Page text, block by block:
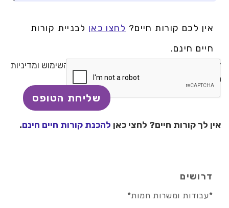
אין לכם קורות חיים? לחצו כאן לבניית קורות
חיים חינם.
* בשליחת טופס זה, אני מאשר/ת את תנאי השימוש ומדיניות
הפרטיות באתר
אין לך קורות חיים? לחצי כאן להכנת קורות חיים חינם.
דרושים
*עבודות ומשרות חמות*